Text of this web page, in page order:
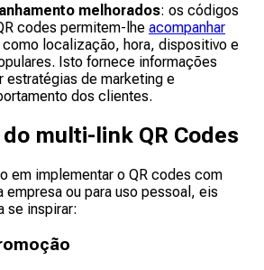
melhorados: os códigos
codes permitem-lhe acompanhar
como localização, hora, dispositivo e
Isto fornece informações
estratégias de marketing e
dos clientes.
multi-link QR Codes
em implementar o QR codes com
empresa ou para uso pessoal, eis
se inspirar: